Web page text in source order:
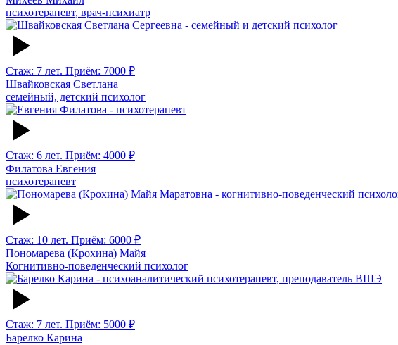
психотерапевт, врач-психиатр
Стаж: 7 лет. Приём: 7000 ₽
Швайковская Светлана
семейный, детский психолог
Стаж: 6 лет. Приём: 4000 ₽
Филатова Евгения
психотерапевт
Стаж: 10 лет. Приём: 6000 ₽
Пономарева (Крохина) Майя
Когнитивно-поведенческий психолог
Стаж: 7 лет. Приём: 5000 ₽
Барелко Карина